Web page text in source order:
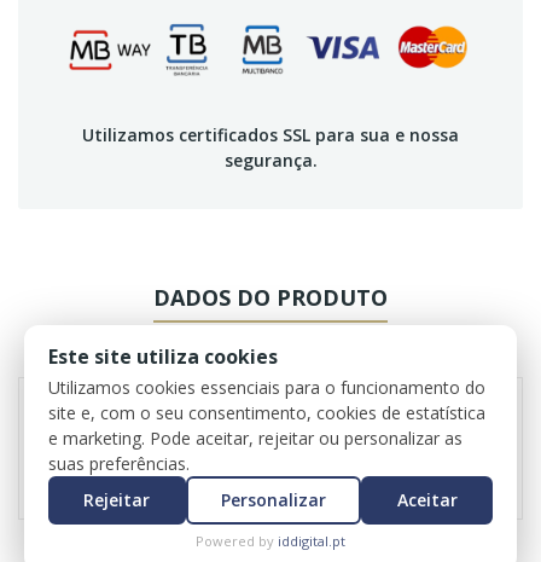
Utilizamos certificados SSL para sua e nossa
segurança.
DADOS DO PRODUTO
REVIEWS
Referência 0013
Este site utiliza cookies
Utilizamos cookies essenciais para o funcionamento do
site e, com o seu consentimento, cookies de estatística
e marketing. Pode aceitar, rejeitar ou personalizar as
suas preferências.
Rejeitar
Personalizar Aceitar
Powered by iddigital.pt